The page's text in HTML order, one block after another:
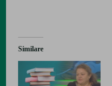
Similare